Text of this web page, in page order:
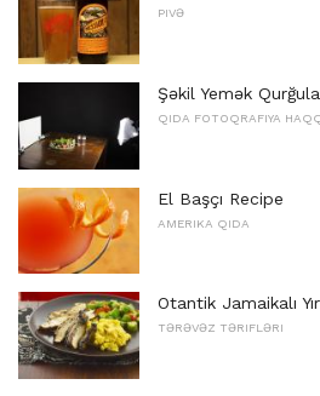
PIVƏ
Şəkil Yemək
QIDA FOTOQRAFIYA
El Başçı Recipe
AMERIKA QIDA
Otantik Jamaikalı
TƏRƏVƏZ TƏRIFLƏRI